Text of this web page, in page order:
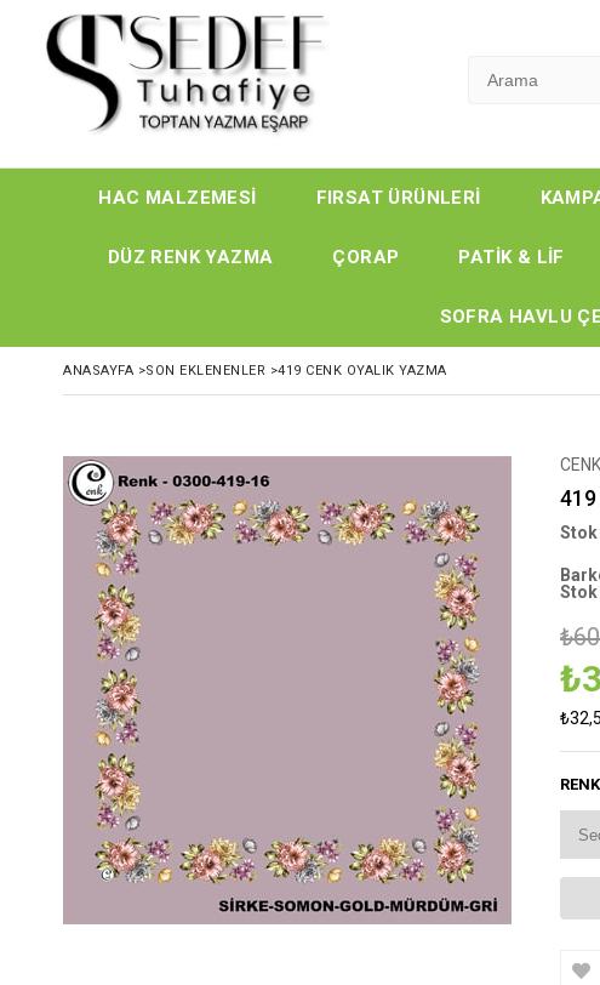
HAC MALZEMESİ FIRSAT ÜRÜNLERİ
DÜZ RENK YAZMA ÇORAP PATİK & LİF
SOFRA HAVLU
ANASAYFA >SON EKLENENLER >419 CENK OYALIK YAZMA
419
Stok
RENK